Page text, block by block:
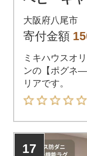
ディゴブル
大阪府八尾市
寄付金額
ミキハウスオ
ンの【ポグネ
リアです。
17